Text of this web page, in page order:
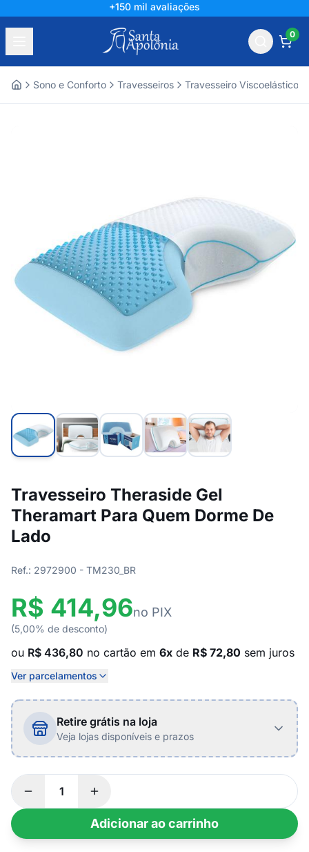
+150 mil avaliações
0
Sono e Conforto Travesseiros Travesseiro Viscoelástico
Travesseiro Theraside Gel
Theramart Para Quem Dorme De
Lado
Ref.: 2972900 - TM230_BR
R$ 414,96no PIX
(5,00% de desconto)
ou R$ 436,80 no cartão em 6x de R$ 72,80 sem juros
Ver parcelamentos
Retire grátis na loja
Veja lojas disponíveis e prazos
Adicionar ao carrinho